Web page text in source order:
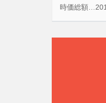
時価総額